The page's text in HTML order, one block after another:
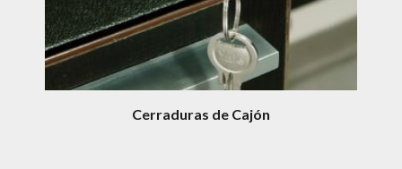
Cerraduras de Cajón